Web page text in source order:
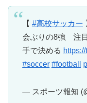
【 #高校サッカー
会ぶりの8強 注
手で決める
#soccer #football
— スポーツ報知